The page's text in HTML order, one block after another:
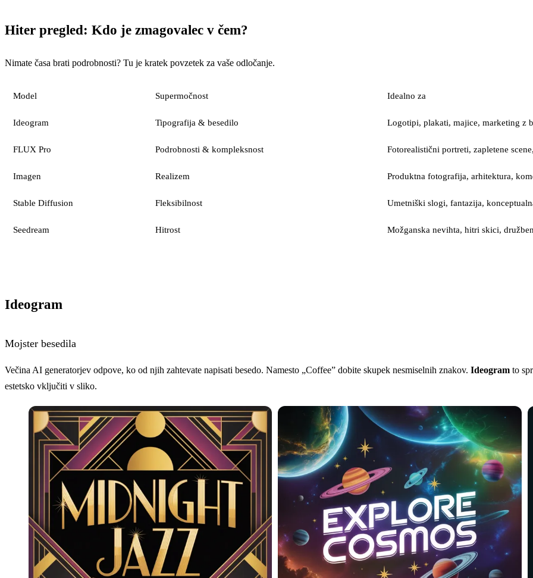
Hiter pregled: Kdo je zmagovalec v čem?
Nimate časa brati podrobnosti? Tu je kratek povzetek za vaše odločanje.
Model Supermočnost Idealno za
Ideogram Tipografija & besedilo Logotipi, plakati, majice, marketing z
FLUX Pro Podrobnosti & kompleksnost Fotorealistični portreti, zapletene
Imagen Realizem Produktna fotografija, arhitektura,
Stable Diffusion Fleksibilnost Umetniški slogi, fantazija,
Seedream Hitrost Možganska nevihta, hitri skici,
Ideogram
Mojster besedila
Večina AI generatorjev odpove, ko od njih zahtevate napisati besedo. Namesto „Coffee” dobite skupek nesmiselnih znakov. Ideogram to
estetsko vključiti v sliko.